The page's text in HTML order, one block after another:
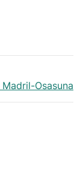
Osasuna